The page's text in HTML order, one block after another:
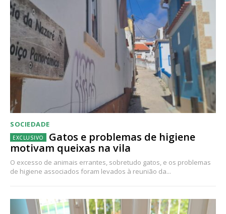
SOCIEDADE
Gatos e problemas de higiene
motivam queixas na vila
O excesso de animais errantes, sobretudo gatos, e os problemas
de higiene associados foram levados à reunião da...